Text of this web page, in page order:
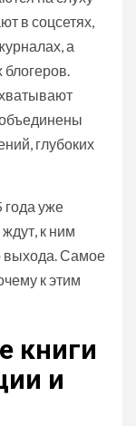
в соцсетях,
а
глубоких
уже
к ним
выхода. Самое
к этим
книги
и